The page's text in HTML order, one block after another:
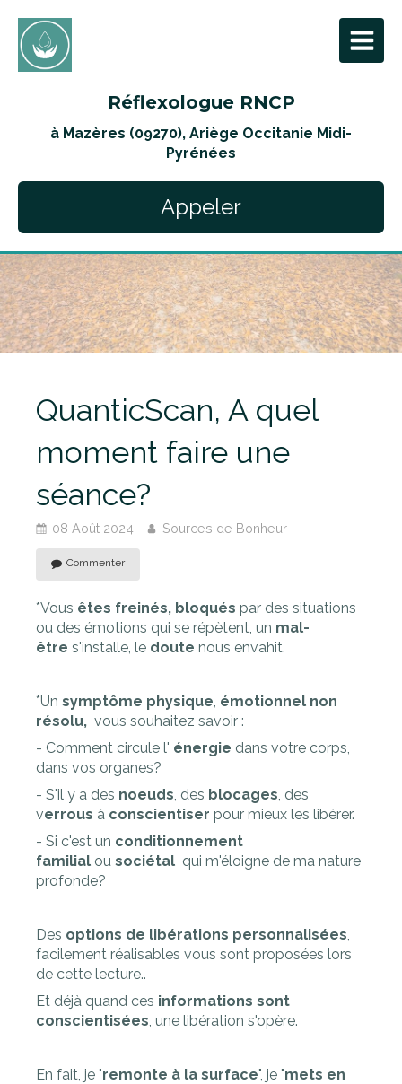
Réflexologue RNCP
à Mazères (09270), Ariège Occitanie Midi-
Pyrénées
Appeler
QuanticScan, A quel
moment faire une
séance?
08 Août 2024 Sources de Bonheur
Commenter
*Vous êtes freinés, bloqués par des situations
ou des émotions qui se répètent, un mal-
être s'installe, le doute nous envahit.
*Un symptôme physique émotionnel non
résolu, vous souhaitez savoir :
- Comment circule l' énergie dans votre corps,
dans vos organes?
- S'il y a des noeuds , des blocages , des
verrous à conscientiser pour mieux les libérer.
- Si c'est un conditionnement
familial ou sociétal qui m'éloigne de ma nature
profonde?
Des options de libérations personnalisées
facilement réalisables vous sont proposées lors
de cette lecture..
Et déjà quand ces informations sont
conscientisées , une libération s'opère.
En fait, je "remonte à la surface", je "mets en